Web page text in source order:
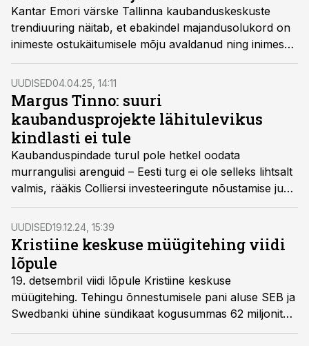
Kantar Emori värske Tallinna kaubanduskeskuste
trendiuuring näitab, et ebakindel majandusolukord on
inimeste ostukäitumisele mõju avaldanud ning inimesed
on tööstuskaupade oste vähendanud.
UUDISED04.04.25, 14:11
Margus Tinno: suuri
kaubandusprojekte lähitulevikus
kindlasti ei tule
Kaubanduspindade turul pole hetkel oodata
murrangulisi arenguid – Eesti turg ei ole selleks lihtsalt
valmis, rääkis Colliersi investeeringute nõustamise juht
Margus Tinno Colliersi ärikinnisvara seminaril.
UUDISED19.12.24, 15:39
Kristiine keskuse müügitehing viidi
lõpule
19. detsembril viidi lõpule Kristiine keskuse
müügitehing. Tehingu õnnestumisele pani aluse SEB ja
Swedbanki ühine sündikaat kogusummas 62 miljonit
eurot.